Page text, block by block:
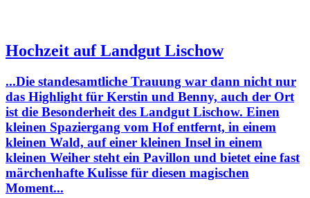
Hochzeit auf Landgut Lischow
...Die standesamtliche Trauung war dann nicht nur
das Highlight für Kerstin und Benny, auch der Ort
ist die Besonderheit des Landgut Lischow. Einen
kleinen Spaziergang vom Hof entfernt, in einem
kleinen Wald, auf einer kleinen Insel in einem
kleinen Weiher steht ein Pavillon und bietet eine fast
märchenhafte Kulisse für diesen magischen
Moment...